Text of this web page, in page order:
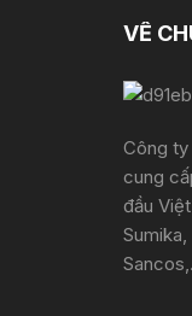
VỀ
Công ty
cung
đầu